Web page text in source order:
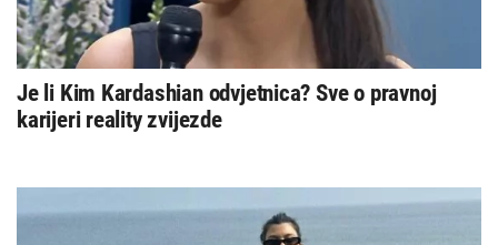
Je li Kim Kardashian odvjetnica? Sve o pravnoj
karijeri reality zvijezde